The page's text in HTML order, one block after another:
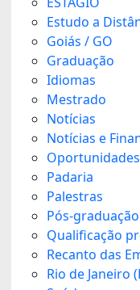
Estudo a
Goiás / GO
Graduação
Idiomas
Mestrado
Notícias
Notícias e
Padaria
Palestras
Pós-graduação
Qualificação
Recanto das
Rio de Janeiro